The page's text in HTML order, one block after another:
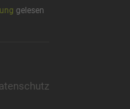
gelesen